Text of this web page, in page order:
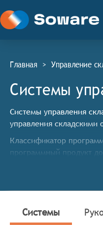
Главная > Управление
Системы
Системы управления
управления складскими
Классификатор
программный продукт
Автоматизация
Мониторинг и
выявление
Системы